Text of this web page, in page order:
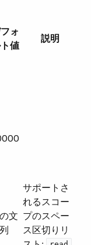
ォ
値
説明
文
サポートさ
れるスコー
プのスペー
ス区切りリ